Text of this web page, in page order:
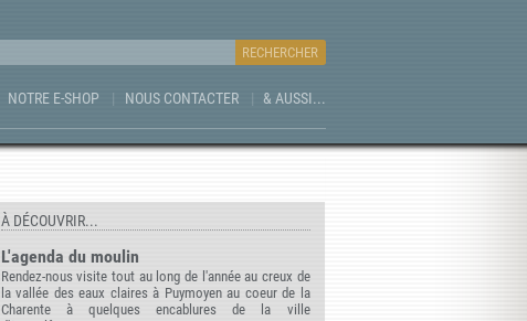
NOTRE E-SHOP NOUS CONTACTER & AUSSI...
À DÉCOUVRIR...
L'agenda du moulin
Rendez-nous visite tout au long de l'année au creux de
la vallée des eaux claires à Puymoyen au coeur de la
Charente à quelques encablures de la ville